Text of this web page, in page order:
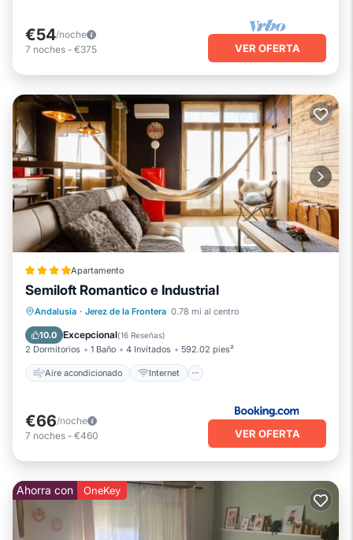
€54/noche
7 noches - €375 VER OFERTA
Apartamento
Semiloft Romantico e Industrial
Andalusia · Jerez de la Frontera 0.78 mi al centro
10.0 Excepcional(16 Reseñas)
2 Dormitorios 1 Baño 4 Invitados 592.02 pies²
Aire acondicionado Internet
Aire acondicionado
Internet
Apto para niños
Accesible en silla de ruedas
€66/noche
7 noches - €460 VER OFERTA
Ahorra con OneKey